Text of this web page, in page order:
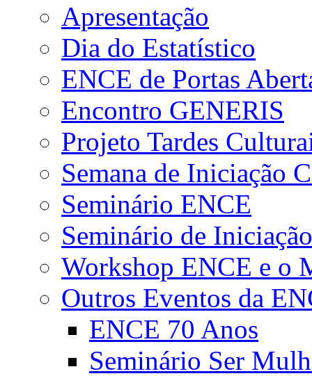
Apresentação
Dia do Estatístico
ENCE de Portas
Encontro GENERIS
Projeto Tardes
Semana de Iniciação
Seminário ENCE
Seminário de
Workshop ENCE e o
Outros Eventos da
ENCE 70 Anos
Seminário Ser